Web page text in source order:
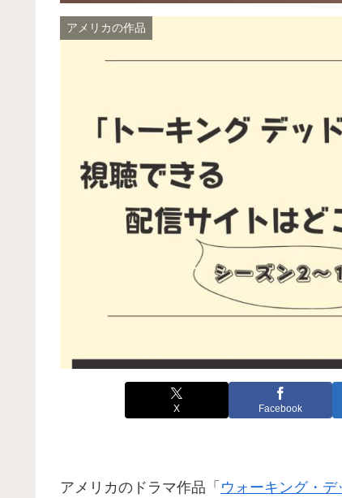
アメリカの作品
X Facebook
アメリカのドラマ作品「 ウォーキング・デ